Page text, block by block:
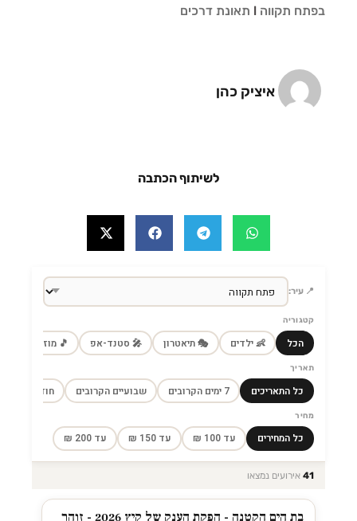
בפתח תקווה
תאונת דרכים
איציק כהן
לשיתוף הכתבה
📍 עיר:
קטגוריה
הכל 👶 ילדים 🎭 תיאטרון 🎤 סטנד-אפ 🎵 מוזיקה
תאריך
כל התאריכים 7 ימים הקרובים שבועיים הקרובים חודש הקרוב
מחיר
כל המחירים עד 100 ₪ עד 150 ₪ עד 200 ₪
41 אירועים נמצאו
בת הים הקטנה - הפקת הענק של קיץ 2026 - זוהר